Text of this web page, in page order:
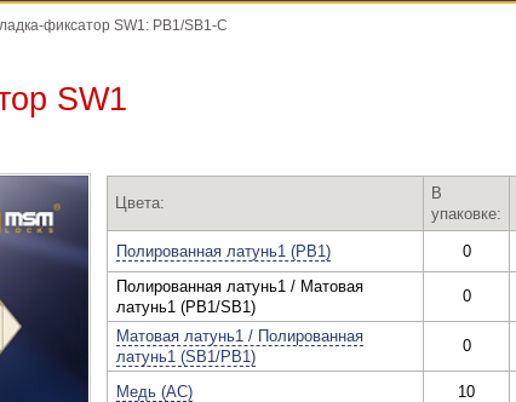
фиксатор SW1: PB1/SB1-С
SW1
Цвета:
В
упаковке:
Полированная латунь1 (PB1)
0
Полированная латунь1 / Матовая
латунь1 (PB1/SB1)
0
Матовая латунь1 / Полированная
латунь1 (SB1/PB1)
0
Медь (AC) 10